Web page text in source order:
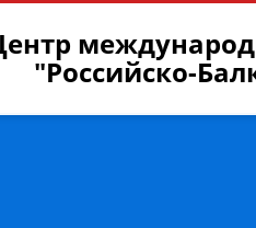
БАЛКАНСКИЙ